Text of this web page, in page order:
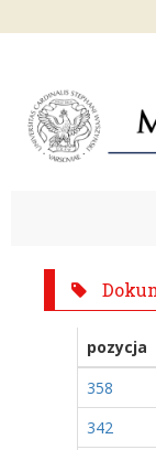
pozycja
358
342